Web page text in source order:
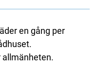
en gång per
allmänheten.